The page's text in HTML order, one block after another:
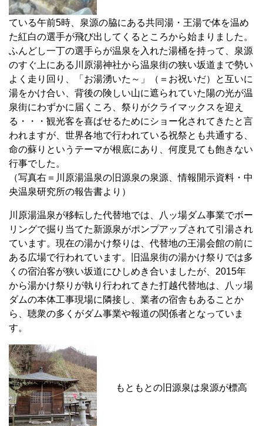
ている午前5時、泉源の脇にある共同湯・王湯で体を温め
た紅白の選手が飛び出してくるところから始まりました。
ふんどし一丁の選手らが温泉を入れた湯桶を持って、泉源
のすぐ上にある川原湯神社から温泉街の狭い坂道まで勢い
よく走り回り、「お湯湧いた～」（＝お祝いだ）と互いに
湯をかけ合い、背後の険しい山に遮られていた陽の光が温
泉街にわずかに届くころ、祭りがクライマックスを迎え
る・・・観光客を喜ばせるためにショー化されてきたと言
われますが、世界各地で行われている祝祭とも共通する、
命の蘇りというテーマが根底にあり、何度見ても飽きない
行事でした。
（写真右＝川原湯温泉の旧源泉の泉源、情報開示資料・中
央温泉研究所の報告書より）
川原湯温泉が移転した代替地では、八ッ場ダム事業でボー
リングで掘り当てた新源泉がポンプアップされて引湯され
ています。現在の湯かけ祭りは、代替地の王湯会館の前に
ある広場で行われています。旧温泉街の湯かけ祭りでは多
くの宿泊客が狭い坂道にひしめき合いましたが、2015年
から湯かけ祭りが執り行われてきた打越代替地は、八ッ場
ダムの本体工事現場に隣接し、業者の宿舎もあることか
ら、聴衆の多くがダム事業や報道の関係者となっていま
す。
もともとの旧源泉は泉源が標高